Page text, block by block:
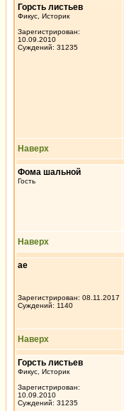
Горсть листьев
Фикус, Историк
Зарегистрирован:
10.09.2010
Суждений: 31235
Наверх
Фома шальной
Гость
Наверх
ae
Зарегистрирован: 08.11.2017
Суждений: 1140
Наверх
Горсть листьев
Фикус, Историк
Зарегистрирован:
10.09.2010
Суждений: 31235